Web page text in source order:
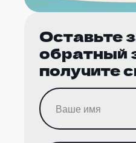
Оставьте
обратный
получите